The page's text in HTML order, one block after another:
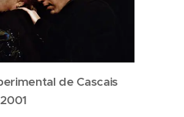
de Cascais